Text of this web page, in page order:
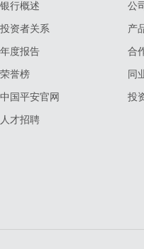
银行概述
投资者关系
年度报告
荣誉榜
中国平安官网
人才招聘
公
产
合
同
投